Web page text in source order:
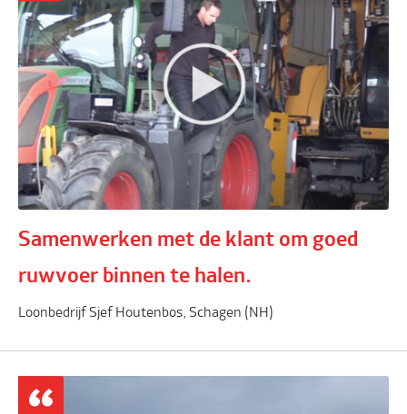
Samenwerken met de klant om goed
ruwvoer binnen te halen.
Loonbedrijf Sjef Houtenbos, Schagen (NH)